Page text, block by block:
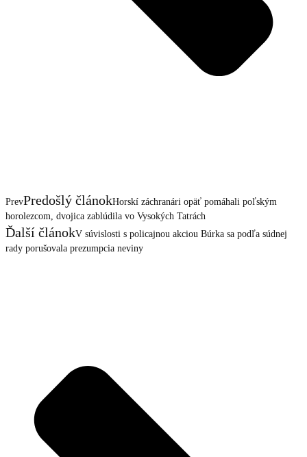
PrevPredošlý článokHorskí záchranári opäť pomáhali poľským
horolezcom, dvojica zablúdila vo Vysokých Tatrách
Ďalší článokV súvislosti s policajnou akciou Búrka sa podľa súdnej
rady porušovala prezumpcia neviny